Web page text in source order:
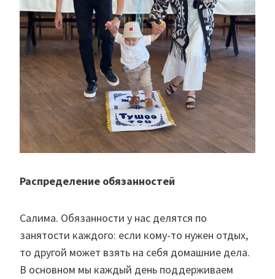
Распределение обязанностей
Салима. Обязанности у нас делятся по
занятости каждого: если кому-то нужен отдых,
то другой может взять на себя домашние дела.
В основном мы каждый день поддерживаем